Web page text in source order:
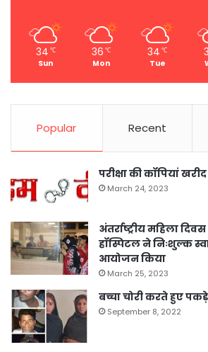
34 ℃
Sun
36 ℃
Mon
34 ℃
Tue
Popular Recent
परीक्षा की कॉपियां
March 24, 2023
अंतर्राष्ट्रीय महिला
हॉस्पिटल ने निःशुल्क
आयोजन किया
March 25, 2023
बच्चा चोरी करते हुए
September 8, 2022